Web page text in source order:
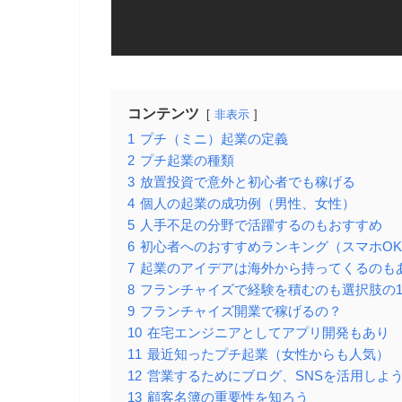
コンテンツ 非表示
1 プチ（ミニ）起業の定義
2 プチ起業の種類
3 放置投資で意外と初心者でも稼げる
4 個人の起業の成功例（男性、女性）
5 人手不足の分野で活躍するのもおすすめ
6 初心者へのおすすめランキング（スマホOK
7 起業のアイデアは海外から持ってくるのも
8 フランチャイズで経験を積むのも選択肢の
9 フランチャイズ開業で稼げるの？
10 在宅エンジニアとしてアプリ開発もあり
11 最近知ったプチ起業（女性からも人気）
12 営業するためにブログ、SNSを活用しよう
13 顧客名簿の重要性を知ろう